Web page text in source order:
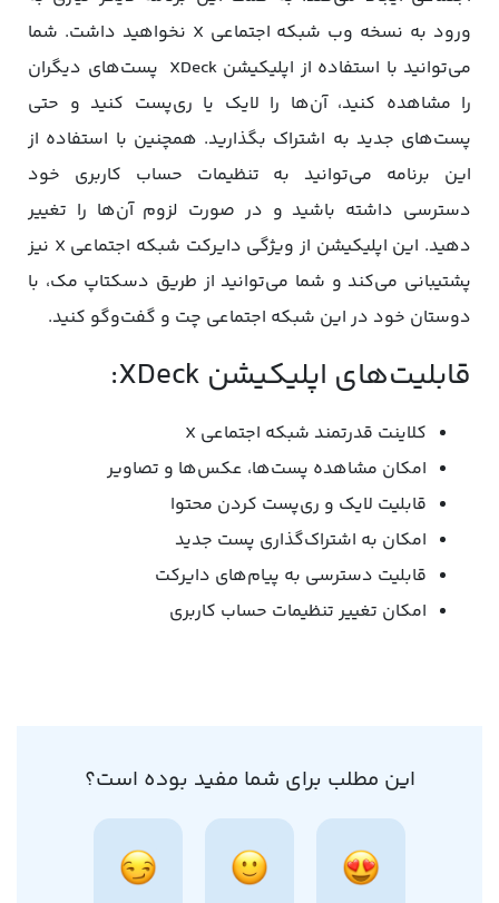
ورود به نسخه وب شبکه اجتماعی X نخواهید داشت. شما
می‌توانید با استفاده از اپلیکیشن XDeck پست‌های دیگران
را مشاهده کنید، آن‌ها را لایک یا ری‌پست کنید و حتی
پست‌های جدید به‌ اشتراک بگذارید. همچنین با استفاده از
این برنامه می‌توانید به تنظیمات حساب کاربری خود
دسترسی داشته باشید و در صورت لزوم آن‌ها را تغییر
دهید. این اپلیکیشن از ویژگی دایرکت شبکه اجتماعی X نیز
پشتیبانی می‌کند و شما می‌توانید از طریق دسکتاپ مک، با
دوستان خود در این شبکه اجتماعی چت و گفت‌وگو کنید.
قابلیت‌های اپلیکیشن XDeck:
کلاینت قدرتمند شبکه اجتماعی X
امکان مشاهده پست‌ها، عکس‌ها و تصاویر
قابلیت لایک و ری‌پست کردن محتوا
امکان به‌ اشتراک‌گذاری پست جدید
قابلیت دسترسی به پیام‌های دایرکت
امکان تغییر تنظیمات حساب کاربری
این مطلب برای شما مفید بوده است؟